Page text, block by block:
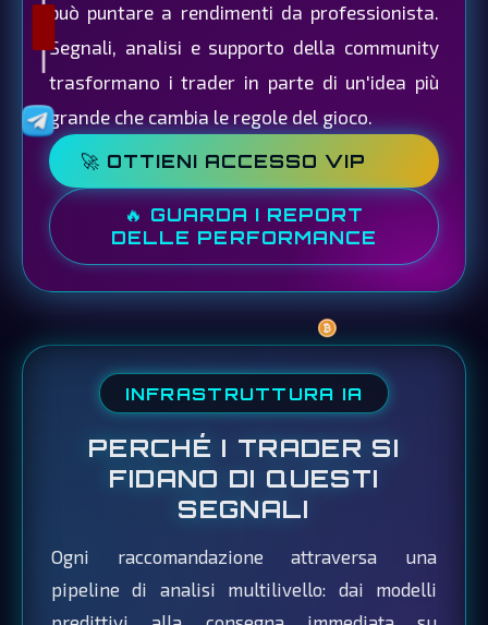
può puntare a rendimenti da professionista.
Segnali, analisi e supporto della community
trasformano i trader in parte di un'idea più
grande che cambia le regole del gioco.
🚀 OTTIENI ACCESSO VIP
🔥 GUARDA I REPORT
DELLE PERFORMANCE
INFRASTRUTTURA IA
PERCHÉ I TRADER SI
FIDANO DI QUESTI
SEGNALI
Ogni raccomandazione attraversa una
pipeline di analisi multilivello: dai modelli